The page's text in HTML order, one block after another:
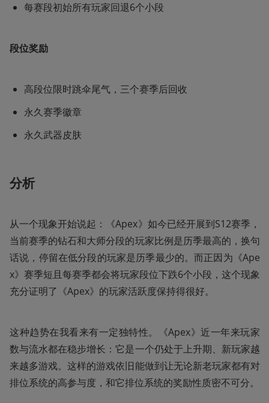
每赛段初始所有玩家回退6个小段
段位奖励
高段位限时跳伞尾气，三个赛季后回收
永久赛季徽章
永久武器皮肤
分析
从一个现象开始说起：《Apex》如今已经开展到S12赛季，
当前赛季的钻石和大师分段的玩家比例是历季最高的，换句
话说，停留在低分段的玩家是历季最少的。而正因为《Ape
x》赛季短且每赛季都会将玩家段位下跌6个小段，这个现象
充分证明了《Apex》的玩家活跃度保持得很好。
这种趋势在我看来有一定独特性。《Apex》近一年来玩家
数与流水都在稳步增长：它是一个仍处于上升期、新玩家越
来越多游戏。这样的游戏依旧能做到让无论新老玩家都有对
排位系统的高参与度，和它排位系统的奖励性质密不可分。